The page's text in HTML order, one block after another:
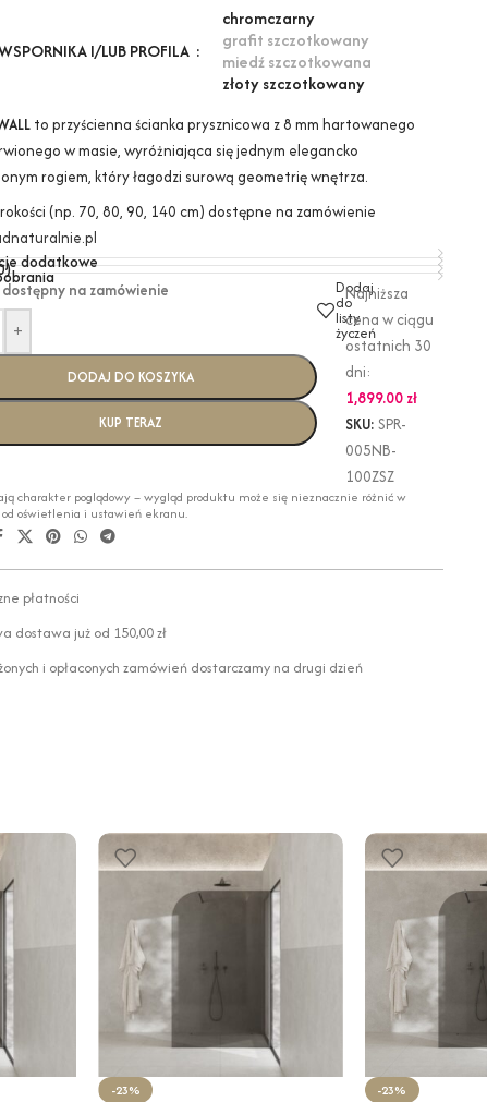
I/LUB PROFILA
chromczarny
grafit szczotkowany
miedź szczotkowana
złoty szczotkowany
to przyścienna ścianka prysznicowa z 8 mm hartowanego
w masie, wyróżniająca się jednym elegancko
rogiem, który łagodzi surową geometrię wnętrza.
(np. 70, 80, 90, 140 cm) dostępne na zamówienie
dodatkowe
na zamówienie
+
DODAJ DO KOSZYKA
KUP TERAZ
Dodaj
do
listy
życzeń
Najniższa
cena w ciągu
ostatnich 30
dni:
1,899.00 zł
SKU:SPR-
005NB-
100ZSZ
charakter poglądowy – wygląd produktu może się nieznacznie różnić w
od oświetlenia i ustawień ekranu.
płatności
dostawa już od 150,00 zł
i opłaconych zamówień dostarczamy na drugi dzień
-23% -23%